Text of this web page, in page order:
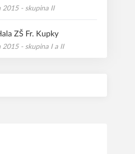
2015 - skupina II
ZŠ Fr. Kupky
- skupina I a II